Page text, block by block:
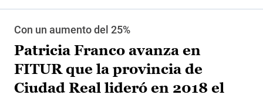
Con un aumento del 25%
Patricia Franco avanza en
FITUR que la provincia de
Ciudad Real lideró en 2018 el